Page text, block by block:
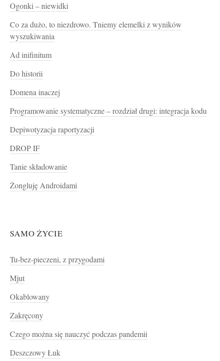
Ogonki – niewidki
Co za dużo, to niezdrowo. Tniemy elemelki z wyników
wyszukiwania
Ad inifinitum
Do historii
Domena inaczej
Programowanie systematyczne – rozdział drugi: integracja kodu
Depiwotyzacja raportyzacji
DROP IF
Tanie składowanie
Żongluję Androidami
SAMO ŻYCIE
Tu-bez-pieczeni, z przygodami
Mjut
Okablowany
Zakręcony
Czego można się nauczyć podczas pandemii
Deszczowy Łuk